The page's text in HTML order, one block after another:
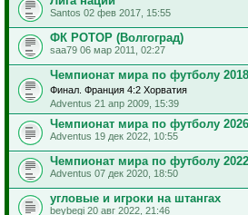
Santos 02 фев 2017, 15:55
ФК РОТОР (Волгоград)
saa79 06 мар 2011, 02:27
Чемпионат мира по футболу
Финал. Франция 4:2 Хорватия
Adventus 21 апр 2009, 15:39
Чемпионат мира по футболу
Adventus 19 дек 2022, 10:55
Чемпионат мира по футболу
Adventus 07 дек 2020, 18:50
угловые и игроки на штангах
beybegi 20 авг 2022, 21:46